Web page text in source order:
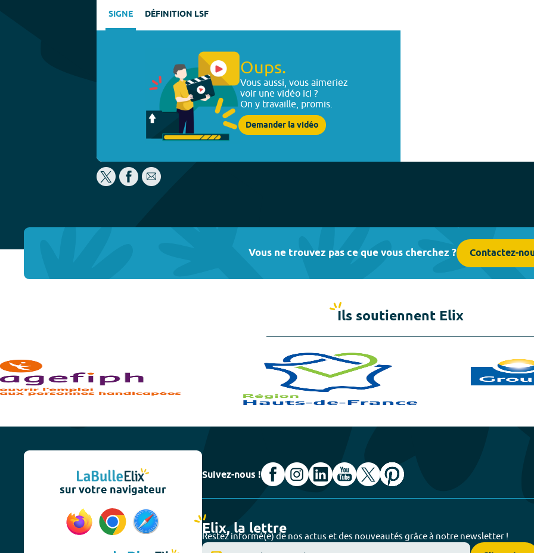
SIGNE DÉFINITION LSF
Oups.
Vous aussi, vous aimeriez
voir une vidéo ici ?
On y travaille, promis.
Demander la vidéo
Vous ne trouvez pas ce que vous cherchez ? Contactez-
Ils soutiennent Elix
sur votre navigateur
Suivez-nous !
Elix, la lettre
Restez informé(e) de nos actus et des nouveautés grâce à notre newsletter !